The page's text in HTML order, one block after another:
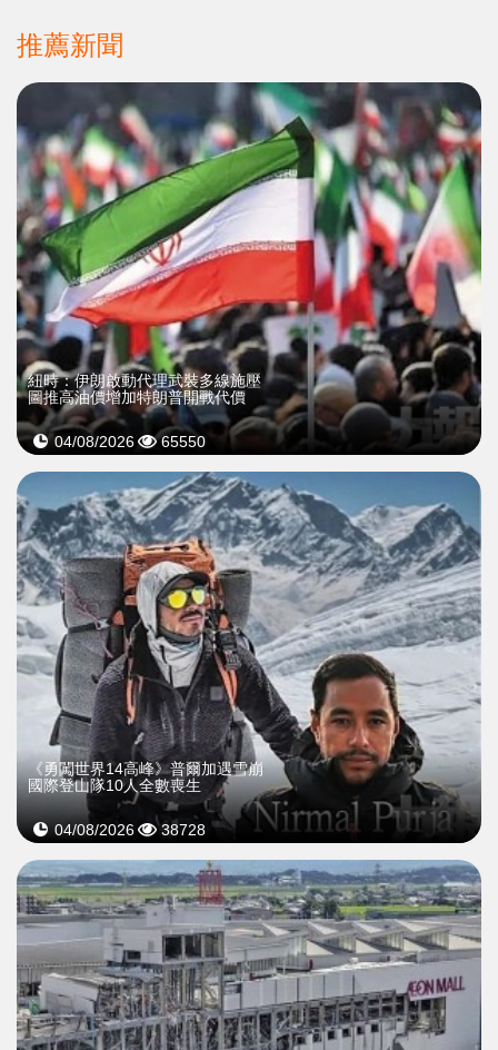
推薦新聞
紐時：伊朗啟動代理武裝多線施壓
圖推高油價增加特朗普開戰代價
04/08/2026 65550
《勇闖世界14高峰》普爾加遇雪崩
國際登山隊10人全數喪生
04/08/2026 38728